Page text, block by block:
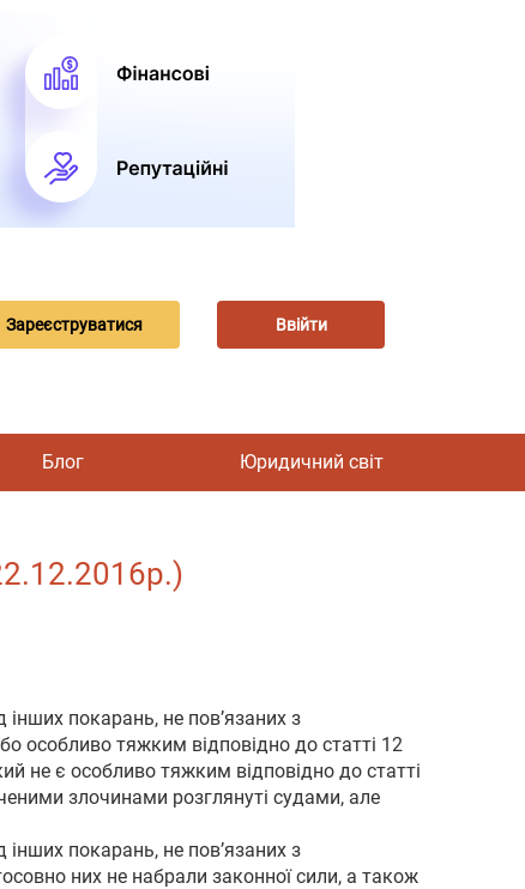
Зареєструватися Ввійти
Блог Юридичний світ
інших покарань, не пов’язаних з
особливо тяжким відповідно до статті 12
не є особливо тяжким відповідно до статті
злочинами розглянуті судами, але
інших покарань, не пов’язаних з
них не набрали законної сили, а також